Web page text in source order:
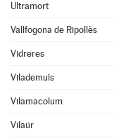
Ultramort
Vallfogona de Ripollès
Vidreres
Vilademuls
Vilamacolum
Vilaür